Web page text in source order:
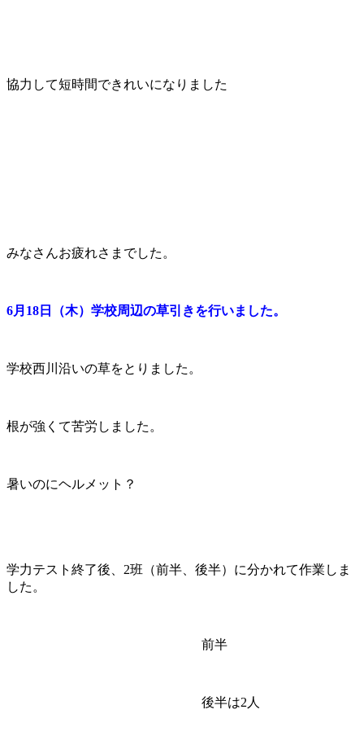
協力して短時間できれいになりました
みなさんお疲れさまでした。
6月18 日（木）学校周辺の草引きを行いました。
学校西川沿いの草をとりました。
根が強くて苦労しました。
暑いのにヘルメット？
学力テスト終了後、2班（前半、後半）に分かれて作業しま
した。
前半
後半は2人